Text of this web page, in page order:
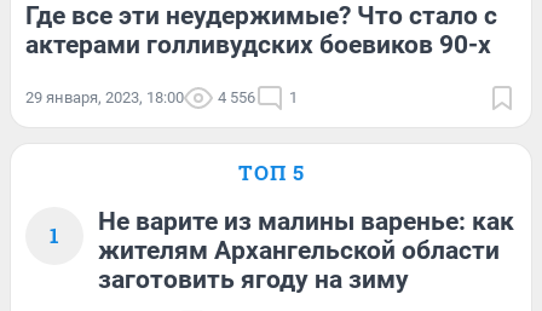
Где все эти неудержимые? Что стало с
актерами голливудских боевиков 90-х
29 января, 2023, 18:00 4 556 1
ТОП 5
1
Не варите из малины варенье: как
жителям Архангельской области
заготовить ягоду на зиму